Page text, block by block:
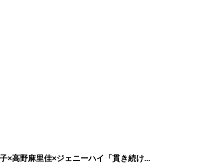
×高野麻里佳×ジェニーハイ「貫き続け...